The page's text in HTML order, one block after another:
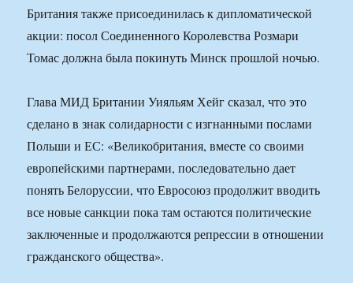
Британия также присоединилась к дипломатической
акции: посол Соединенного Королевства Розмари
Томас должна была покинуть Минск прошлой ночью.
Глава МИД Британии Уияльям Хейг сказал, что это
сделано в знак солидарности с изгнанными послами
Польши и ЕС: «Великобритания, вместе со своими
европейскими партнерами, последовательно дает
понять Белоруссии, что Евросоюз продолжит вводить
все новые санкции пока там остаются политические
заключенные и продолжаются репрессии в отношении
гражданского общества».